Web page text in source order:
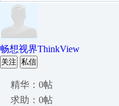
畅想视界ThinkView
关注 私信
精华：0帖
求助：0帖